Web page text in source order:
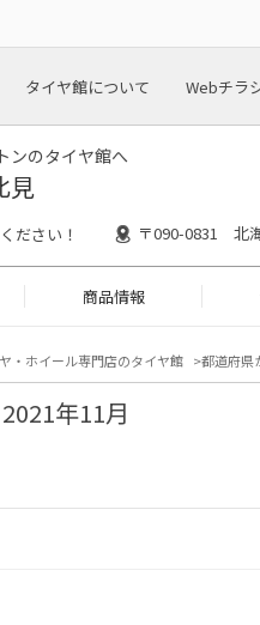
タイヤ館について Webチラ
ンのタイヤ館へ
見
ださい！ 〒090-0831 北
商品情報
・ホイール専門店のタイヤ館 都道府県
年11月